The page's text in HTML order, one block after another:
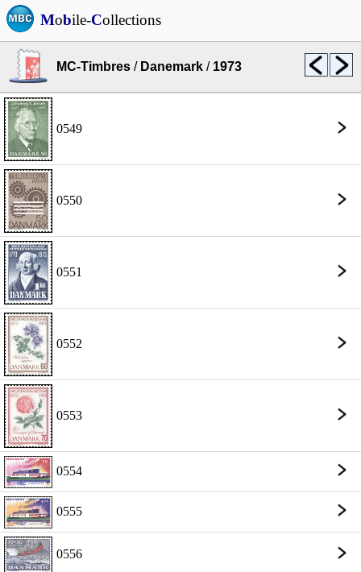
Mobile-Collections
MC-Timbres / Danemark / 1973
0549
0550
0551
0552
0553
0554
0555
0556